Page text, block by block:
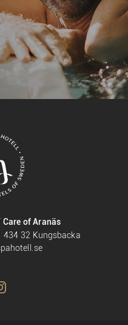
of Aranäs
434 32 Kungsbacka